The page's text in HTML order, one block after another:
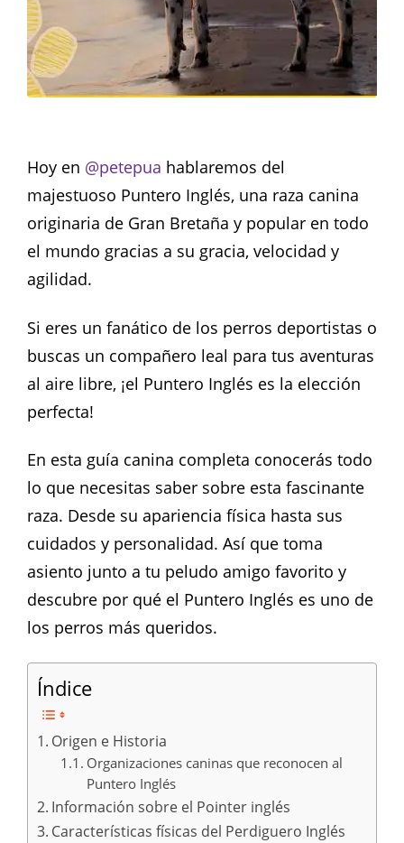
Hoy en @petepua hablaremos del
majestuoso Puntero Inglés, una raza canina
originaria de Gran Bretaña y popular en todo
el mundo gracias a su gracia, velocidad y
agilidad.
Si eres un fanático de los perros deportistas o
buscas un compañero leal para tus aventuras
al aire libre, ¡el Puntero Inglés es la elección
perfecta!
En esta guía canina completa conocerás todo
lo que necesitas saber sobre esta fascinante
raza. Desde su apariencia física hasta sus
cuidados y personalidad. Así que toma
asiento junto a tu peludo amigo favorito y
descubre por qué el Puntero Inglés es uno de
los perros más queridos.
Índice
Origen e Historia
Organizaciones caninas que reconocen al
Puntero Inglés
Información sobre el Pointer inglés
Características físicas del Perdiguero Inglés